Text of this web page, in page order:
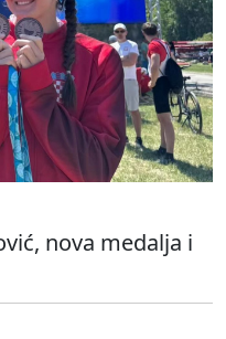
nova medalja i